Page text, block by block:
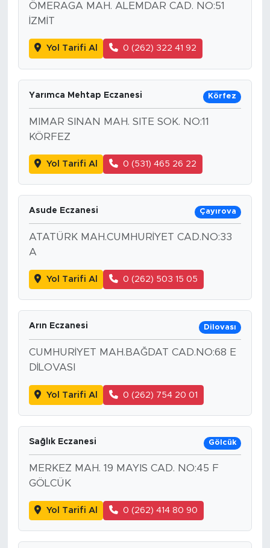
ÖMERAGA MAH. ALEMDAR CAD. NO:51
İZMİT
Yol Tarifi Al 0 (262) 322 41 92
Yarımca Mehtap Eczanesi Körfez
MIMAR SINAN MAH. SITE SOK. NO:11
KÖRFEZ
Yol Tarifi Al 0 (531) 465 26 22
Asude Eczanesi Çayırova
ATATÜRK MAH.CUMHURİYET CAD.NO:33
A
Yol Tarifi Al 0 (262) 503 15 05
Arın Eczanesi Dilovası
CUMHURİYET MAH.BAĞDAT CAD.NO:68 E
DİLOVASI
Yol Tarifi Al 0 (262) 754 20 01
Sağlık Eczanesi Gölcük
MERKEZ MAH. 19 MAYIS CAD. NO:45 F
GÖLCÜK
Yol Tarifi Al 0 (262) 414 80 90